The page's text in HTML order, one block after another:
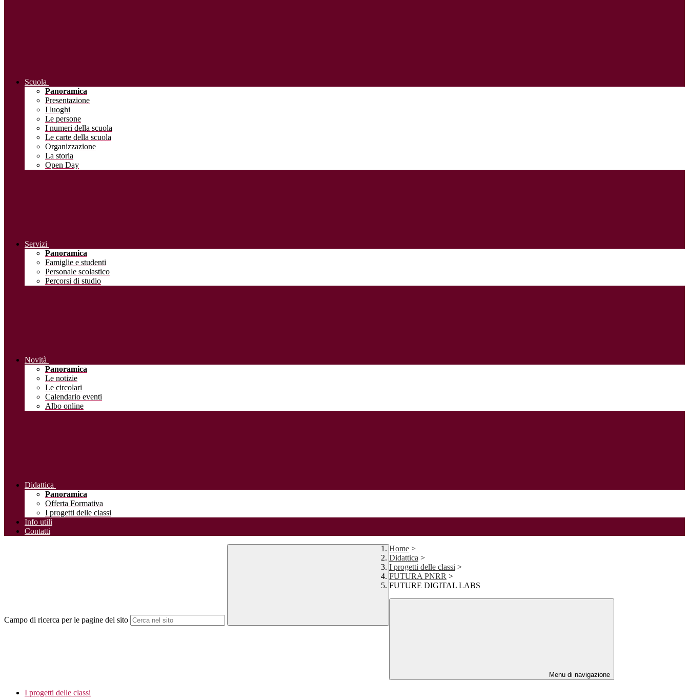
Scuola
Panoramica
Presentazione
I luoghi
Le persone
I numeri della scuola
Le carte della scuola
Organizzazione
La storia
Open Day
Servizi
Panoramica
Famiglie e studenti
Personale scolastico
Percorsi di studio
Novità
Panoramica
Le notizie
Le circolari
Calendario eventi
Albo online
Didattica
Panoramica
Offerta Formativa
I progetti delle classi
Info utili
Contatti
Campo di ricerca per le pagine del sito
Home >
Didattica >
I progetti delle classi >
FUTURA PNRR >
FUTURE DIGITAL LABS
Menu di navigazione
I progetti delle classi